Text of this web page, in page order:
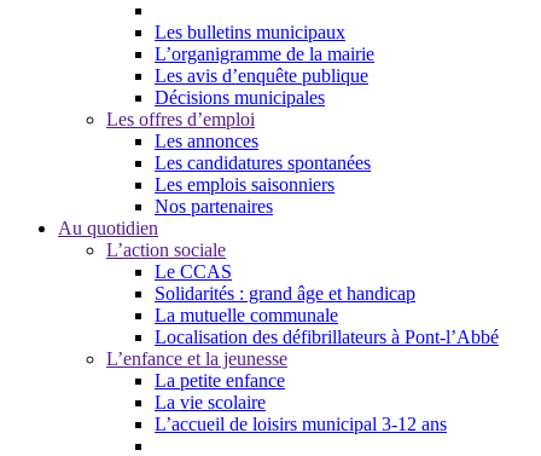
Les bulletins municipaux
L’organigramme de la mairie
Les avis d’enquête publique
Décisions municipales
Les offres d’emploi
Les annonces
Les candidatures spontanées
Les emplois saisonniers
Nos partenaires
Au quotidien
L’action sociale
Le CCAS
Solidarités : grand âge et handicap
La mutuelle communale
Localisation des défibrillateurs à Pont-l’Abbé
L’enfance et la jeunesse
La petite enfance
La vie scolaire
L’accueil de loisirs municipal 3-12 ans